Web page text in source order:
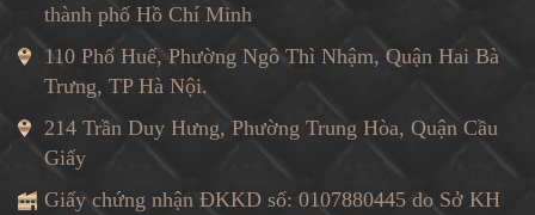
thành phố Hồ Chí Minh
110 Phố Huế, Phường Ngô Thì Nhậm, Quận Hai Bà
Trưng, TP Hà Nội.
214 Trần Duy Hưng, Phường Trung Hòa, Quận Cầu
Giấy
Giấy chứng nhận ĐKKD số: 0107880445 do Sở KH